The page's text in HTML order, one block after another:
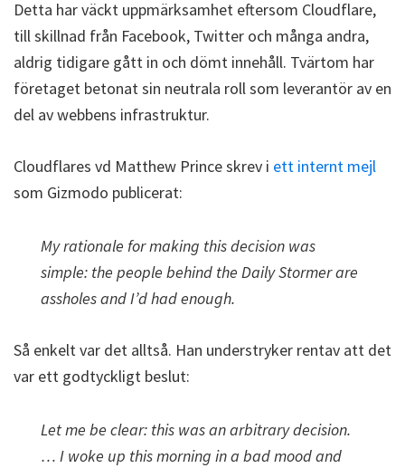
Detta har väckt uppmärksamhet eftersom Cloudflare,
till skillnad från Facebook, Twitter och många andra,
aldrig tidigare gått in och dömt innehåll. Tvärtom har
företaget betonat sin neutrala roll som leverantör av en
del av webbens infrastruktur.
Cloudflares vd Matthew Prince skrev i ett internt mejl
som Gizmodo publicerat:
My rationale for making this decision was
simple: the people behind the Daily Stormer are
assholes and I’d had enough.
Så enkelt var det alltså. Han understryker rentav att det
var ett godtyckligt beslut:
Let me be clear: this was an arbitrary decision.
… I woke up this morning in a bad mood and